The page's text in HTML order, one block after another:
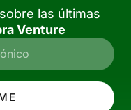
las últimas
Venture